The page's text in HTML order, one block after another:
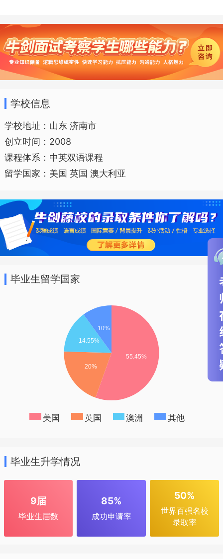
学校的教学理念是—探寻 思考 学习。
的外籍师资；国际的先进课程；小班化的
教学。 济南伊顿项目包含国际部和国内
部。国际部为专职外教全英文式教学，以
国际IB课程为基础的探索式教学，接受外
籍及济南市民的子女。国内部采用探索式
教学方式，双语化教学，接收2-6岁中国国
籍的学前儿童。让孩子从小培养自立、自
强、友爱的性格，接受世界文化的熏陶。
让孩子可以不出国门享受国际教育，从小
学校信息
学校地址：山东 济南市
创立时间：2008
课程体系：中英双语课程
留学国家：美国 英国 澳大利亚
毕业生留学国家
美国 英国 澳洲 其他
毕业生升学情况
9届
毕业生届数
85%
成功申请率
50%
世界百强名校
录取率